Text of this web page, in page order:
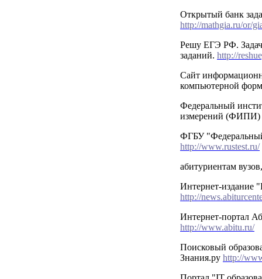
Открытый банк
http://mathgia.ru/or/
Решу ЕГЭ РФ.
заданий. http://
Сайт
компьютерной
Федеральный
измерений (ФИПИ)
ФГБУ
http://www.rustest.ru/
абитуриентам
Интернет-издание
http://
Интернет-портал
http://www.abitu.ru/
Поисковый
Знания.ру http://